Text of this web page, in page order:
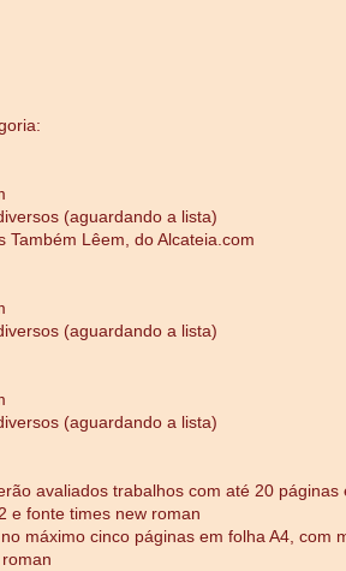
(aguardando a lista)
Também Lêem, do Alcateia.com
(aguardando a lista)
(aguardando a lista)
avaliados trabalhos com até 20 páginas
e fonte times new roman
máximo cinco páginas em folha A4, com